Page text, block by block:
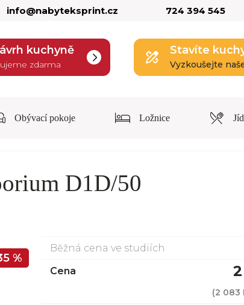
info@nabyteksprint.cz 724 394 545
kuchyně
zdarma
Stavíte
Vyzkoušejte
Obývací pokoje Ložnice
D1D/50
%
Běžná cena ve studiích
Cena
(2 083